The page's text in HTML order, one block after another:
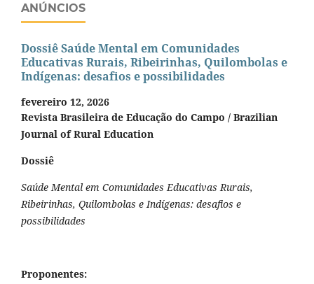
ANÚNCIOS
Dossiê Saúde Mental em Comunidades
Educativas Rurais, Ribeirinhas, Quilombolas e
Indígenas: desafios e possibilidades
fevereiro 12, 2026
Revista Brasileira de Educação do Campo / Brazilian
Journal of Rural Education
Dossiê
Saúde Mental em Comunidades Educativas Rurais,
Ribeirinhas, Quilombolas e Indígenas: desafios e
possibilidades
Proponentes: